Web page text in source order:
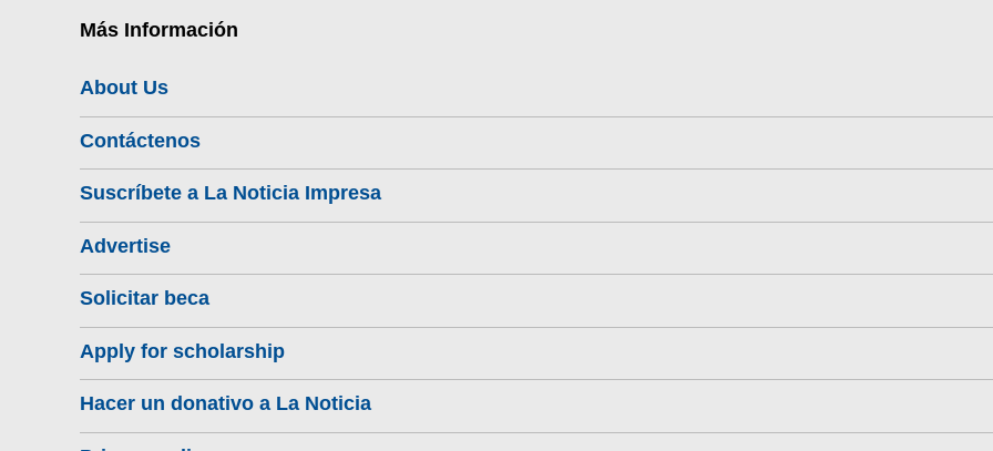
Más Información
About Us
Contáctenos
Suscríbete a La Noticia Impresa
Advertise
Solicitar beca
Apply for scholarship
Hacer un donativo a La Noticia